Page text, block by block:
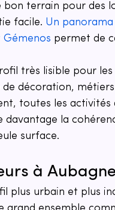
bon terrain pour
facile. Un
permet de
très lisible pour
décoration,
toutes les
davantage la
surface.
à Aubagne
plus urbain et plus